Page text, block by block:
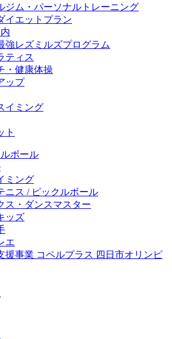
ジム・パーソナルトレーニング
イエットプラン
強レズミルズプログラム
ティス
・健康体操
ップ
イミング
ト
ボール
ミング
ニス / ピックルボール
ス・ダンスマスター
ッズ
エ
援事業 コペルプラス 四日市オリンピ